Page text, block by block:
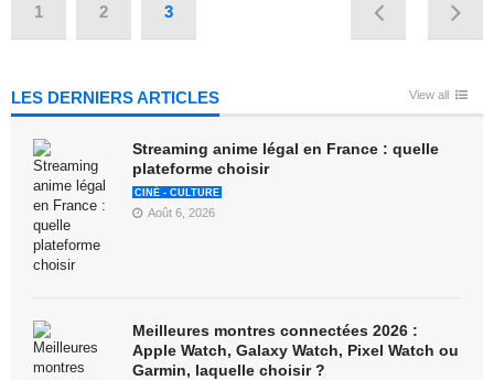
1 2 3
LES DERNIERS ARTICLES View all
Streaming anime légal en France : quelle
plateforme choisir
CINÉ - CULTURE
Août 6, 2026
Meilleures montres connectées 2026 :
Apple Watch, Galaxy Watch, Pixel Watch ou
Garmin, laquelle choisir ?